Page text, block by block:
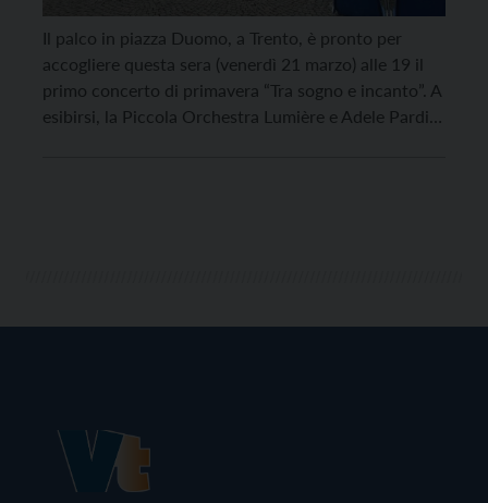
Il palco in piazza Duomo, a Trento, è pronto per
accogliere questa sera (venerdì 21 marzo) alle 19 il
primo concerto di primavera “Tra sogno e incanto”. A
esibirsi, la Piccola Orchestra Lumière e Adele Pardi,